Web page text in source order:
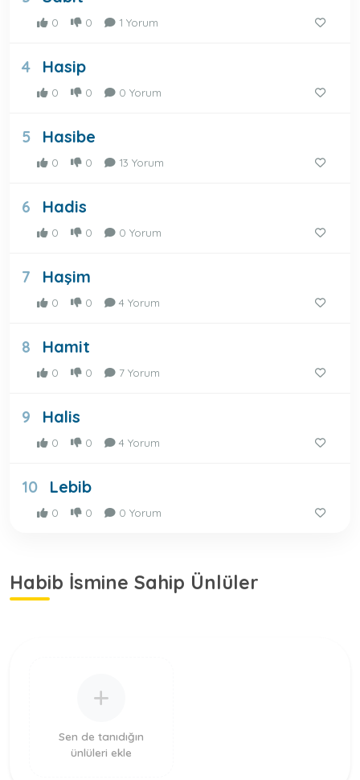
0 0 1 Yorum
4 Hasip
0 0 0 Yorum
5 Hasibe
0 0 13 Yorum
6 Hadis
0 0 0 Yorum
7 Haşim
0 0 4 Yorum
8 Hamit
0 0 7 Yorum
9 Halis
0 0 4 Yorum
10 Lebib
0 0 0 Yorum
Habib İsmine Sahip Ünlüler
Sen de tanıdığın
ünlüleri ekle